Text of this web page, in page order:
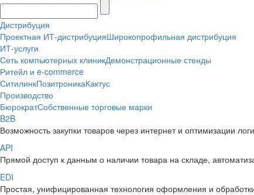
Дистрибуция
Проектная ИТ-дистрибуцияШирокопрофильная дистрибуция
ИТ-услуги
Сеть компьютерных клиникДемонстрационные стенды
Ритейл и e-commerce
СитилинкПозитроникаКактус
Производство
БюрократСобственные торговые марки
B2B
Возможность закупки товаров через интернет и оптимизации
API
Прямой доступ к данным о наличии товара на складе,
EDI
Простая, унифицированная технология оформления и